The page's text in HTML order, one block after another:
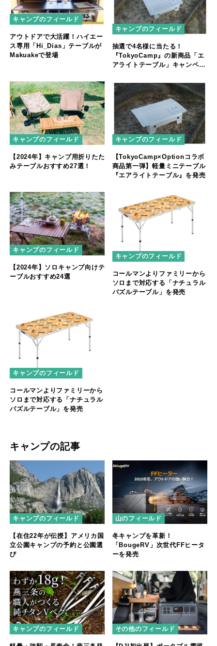
キャンプのフィールド
アウトドアで大活躍！ハイエー
ス専用「Hi_Dias」テーブルが
Makuakeで登場
キャンプのフィールド
抽選で4名様に当たる！
『TokyoCamp』の新商品「エ
アライトテーブル」キャンペー
キャンプのフィールド
【2024年】キャンプ用折りたた
みテーブルおすすめ27選！
キャンプのフィールド
【TokyoCamp×Optionコラボ
商品第一弾】軽量ミニテーブル
『エアライトテーブル』を発売
キャンプのフィールド
【2024年】ソロキャンプ向けテ
ーブルおすすめ24選
キャンプのフィールド
コールマンよりファミリーから
ソロまで対応する「ナチュラル
パズルテーブル」を発売
キャンプのフィールド
コールマンよりファミリーから
ソロまで対応する「ナチュラル
パズルテーブル」を発売
キャンプの記事
キャンプのフィールド
【在住22年が伝授】アメリカ国
立公園キャンプの予約と公園選
び
山のフィールド
冬キャンプを革新！
「BougeRV」次世代FFヒータ
ーを発売
キャンプのフィールド その他のフィールド